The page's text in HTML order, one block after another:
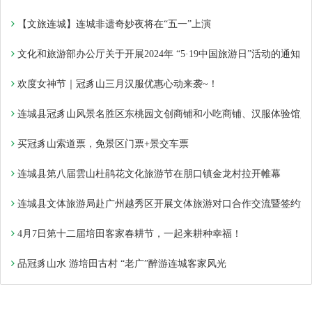
【文旅连城】连城非遗奇妙夜将在“五一”上演
文化和旅游部办公厅关于开展2024年 “5·19中国旅游日”活动的通知
欢度女神节｜冠豸山三月汉服优惠心动来袭~！
连城县冠豸山风景名胜区东桃园文创商铺和小吃商铺、汉服体验馆
买冠豸山索道票，免景区门票+景交车票
连城县第八届雲山杜鹃花文化旅游节在朋口镇金龙村拉开帷幕
连城县文体旅游局赴广州越秀区开展文体旅游对口合作交流暨签约活
4月7日第十二届培田客家春耕节，一起来耕种幸福！
品冠豸山水 游培田古村 “老广”醉游连城客家风光